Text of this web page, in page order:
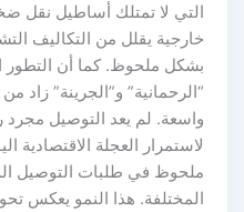
التي لا تمتلك أساطيل نقل
خارجية يقلل من التكاليف
بشكل ملحوظ. كما أن التطور
“الرحمانية” و”الجرينة” زاد
واسعة. لم يعد التوصيل
لاستمرار العجلة الاقتصادية
ملحوظ في طلبات التوصيل
المختلفة. هذا النمو يعكس